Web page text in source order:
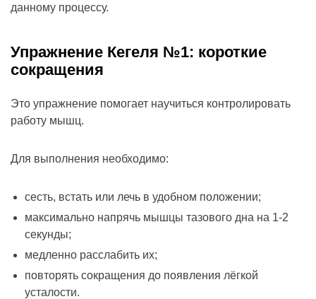
данному процессу.
Упражнение Кегеля №1: короткие
сокращения
Это упражнение помогает научиться контролировать
работу мышц.
Для выполнения необходимо:
сесть, встать или лечь в удобном положении;
максимально напрячь мышцы тазового дна на 1-2
секунды;
медленно расслабить их;
повторять сокращения до появления лёгкой
усталости.